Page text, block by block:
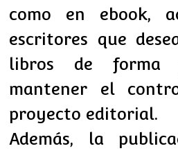
como en ebook,
escritores que
libros de forma
mantener el
proyecto editorial.
Además, la